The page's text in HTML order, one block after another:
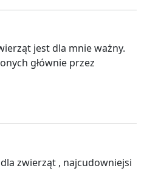
jest dla mnie ważny.
głównie przez
zwierząt , najcudowniejsi